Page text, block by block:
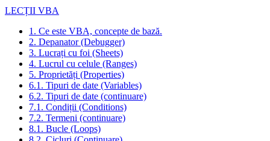
LECȚII VBA
1. Ce este VBA, concepte de bază.
2. Depanator (Debugger)
3. Lucrați cu foi (Sheets)
4. Lucrul cu celule (Ranges)
5. Proprietăți (Properties)
6.1. Tipuri de date (Variables)
6.2. Tipuri de date (continuare)
7.1. Condiții (Conditions)
7.2. Termeni (continuare)
8.1. Bucle (Loops)